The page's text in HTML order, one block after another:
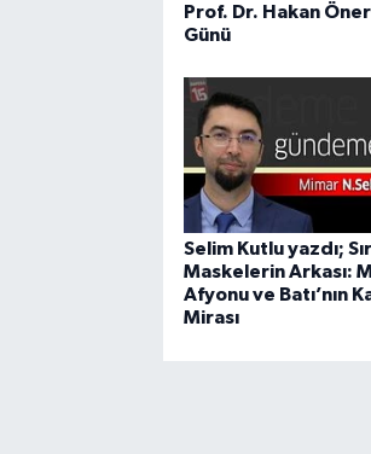
Prof. Dr. Hakan
Günü
Selim Kutlu yazdı;
Maskelerin Arkası:
Afyonu ve Batı’nın
Mirası